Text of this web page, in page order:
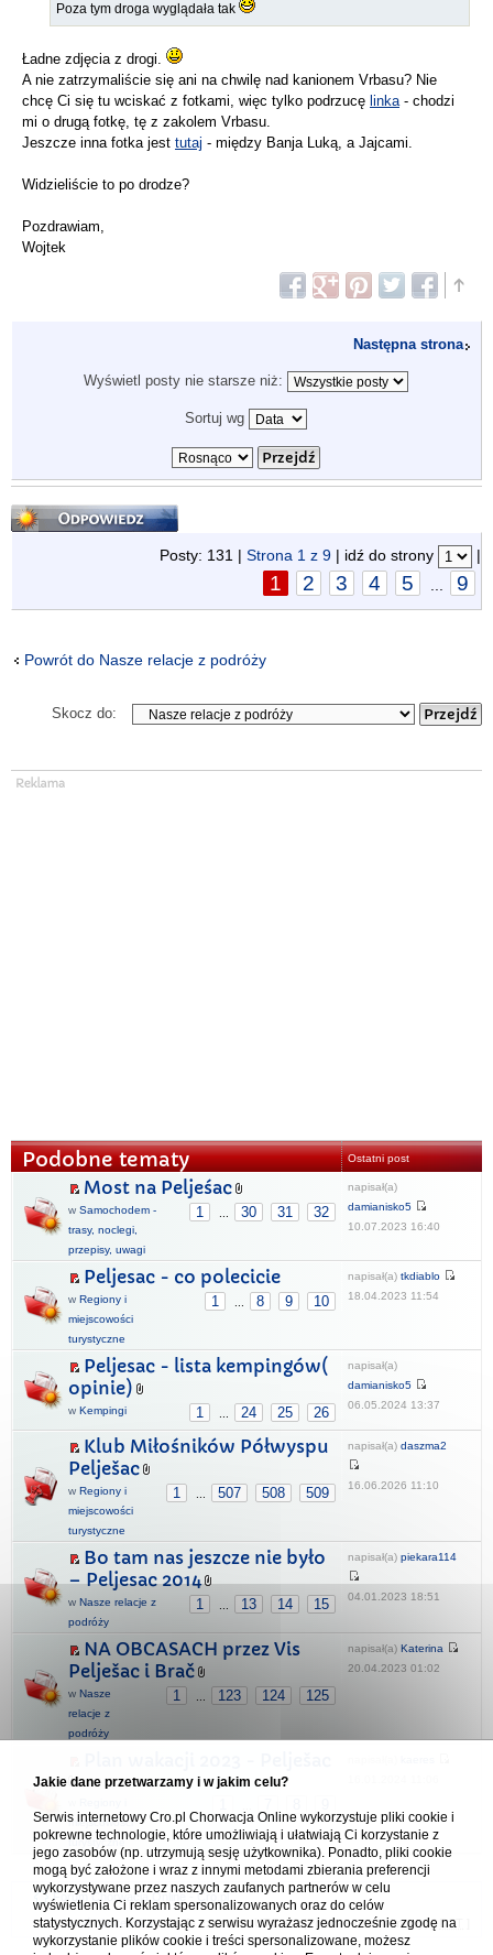
Poza tym droga wyglądała tak
Ładne zdjęcia z drogi.
A nie zatrzymaliście się ani na chwilę nad kanionem Vrbasu? Nie
chcę Ci się tu wciskać z fotkami, więc tylko podrzucę linka- chodzi
mi o drugą fotkę, tę z zakolem Vrbasu.
Jeszcze inna fotka jest tutaj - między Banja Luką, a Jajcami.
Widzieliście to po drodze?
Pozdrawiam,
Wojtek
Następna strona
Wyświetl posty nie starsze niż:
Sortuj wg
Odpowiedz
Posty: 131 | Strona 1 z 9 | idź do strony |
1 2 3 4 5 9
Powrót do Nasze relacje z podróży
Skocz do:
Podobne tematy Ostatni post
Most na Peljeśac
1 30 31 32
w Samochodem -
trasy, noclegi,
przepisy, uwagi
napisał(a)
damianisko5
10.07.2023 16:40
Peljesac - co polecicie
1 8 9 10
w Regiony i
miejscowości
turystyczne
napisał(a) tkdiablo
18.04.2023 11:54
Peljesac - lista kempingów(
opinie)
1 24 25 26
w Kempingi
napisał(a)
damianisko5
06.05.2024 13:37
Klub Miłośników Półwyspu
Pelješac
1 507 508 509
w Regiony i
miejscowości
turystyczne
napisał(a) daszma2
16.06.2026 11:10
Bo tam nas jeszcze nie było
– Peljesac 2014
1 13 14 15
w Nasze relacje z
podróży
napisał(a) piekara114
04.01.2023 18:51
NA OBCASACH przez Vis
Pelješac i Brač
1 123 124 125
w Nasze
relacje z
podróży
napisał(a) Katerina
20.04.2023 01:02
miejscowości
turystyczne
Forum Chorwacja Online - Cro.pl
Usuń ciasteczka• Strefa czasowa: UTC + 1 (Polska - czas zimowy) [ DST
Jakie dane przetwarzamy i w jakim celu?
Serwis internetowy Cro.pl Chorwacja Online wykorzystuje pliki cookie i
pokrewne technologie, które umożliwiają i ułatwiają Ci korzystanie z
jego zasobów (np. utrzymują sesję użytkownika). Ponadto, pliki cookie
mogą być założone i wraz z innymi metodami zbierania preferencji
wykorzystywane przez naszych zaufanych partnerów w celu
wyświetlenia Ci reklam spersonalizowanych oraz do celów
statystycznych. Korzystając z serwisu wyrażasz jednocześnie zgodę na
wykorzystanie plików cookie i treści spersonalizowane, możesz